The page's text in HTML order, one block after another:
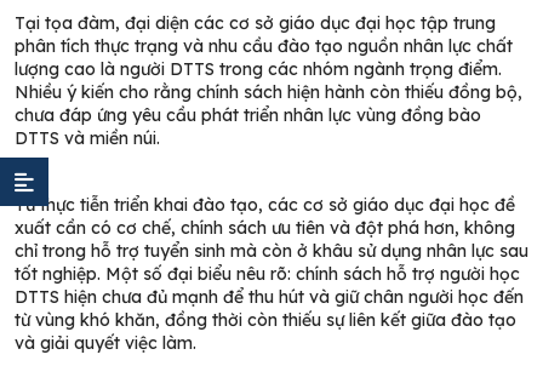
Tại tọa đàm, đại diện các cơ sở giáo dục đại học tập trung
phân tích thực trạng và nhu cầu đào tạo nguồn nhân lực chất
lượng cao là người DTTS trong các nhóm ngành trọng điểm.
Nhiều ý kiến cho rằng chính sách hiện hành còn thiếu đồng bộ,
chưa đáp ứng yêu cầu phát triển nhân lực vùng đồng bào
DTTS và miền núi.
Từ thực tiễn triển khai đào tạo, các cơ sở giáo dục đại học đề
xuất cần có cơ chế, chính sách ưu tiên và đột phá hơn, không
chỉ trong hỗ trợ tuyển sinh mà còn ở khâu sử dụng nhân lực sau
tốt nghiệp. Một số đại biểu nêu rõ: chính sách hỗ trợ người học
DTTS hiện chưa đủ mạnh để thu hút và giữ chân người học đến
từ vùng khó khăn, đồng thời còn thiếu sự liên kết giữa đào tạo
và giải quyết việc làm.